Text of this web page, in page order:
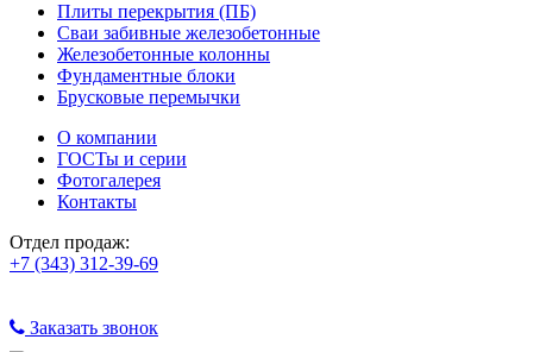
Плиты перекрытия (ПБ)
Сваи забивные железобетонные
Железобетонные колонны
Фундаментные блоки
Брусковые перемычки
О компании
ГОСТы и серии
Фотогалерея
Контакты
Отдел продаж:
+7 (343) 312-39-69
Заказать звонок